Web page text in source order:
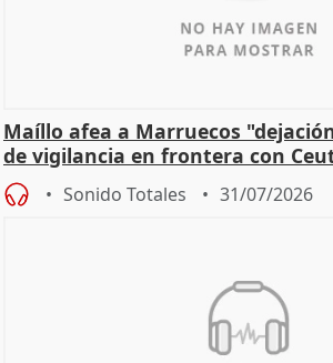
Maíllo afea a Marruecos
de vigilancia en frontera con
Sonido Totales 31/07/2026